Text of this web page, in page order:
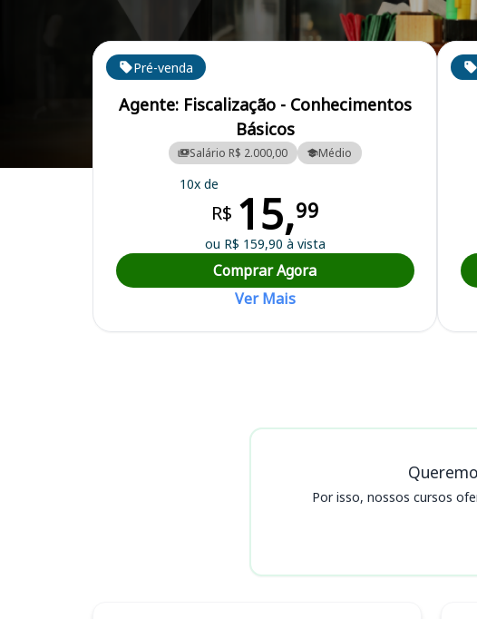
Curso Preparatório para o Concurso CRO RR - Conselho Regional de
Cursos em destaque para passar no concurso CRO RR
Pré-venda
Agente: Fiscalização - Conhecimentos
Básicos
Salário R$ 2.000,00 Médio
10x de
R$ 15,99
ou R$ 159,90 à vista
Comprar Agora
Ver Mais
Cursos CRO RR
Por isso, nossos cursos